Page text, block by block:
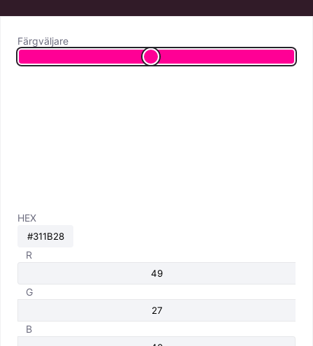
Färgväljare
HEX
R
G
B